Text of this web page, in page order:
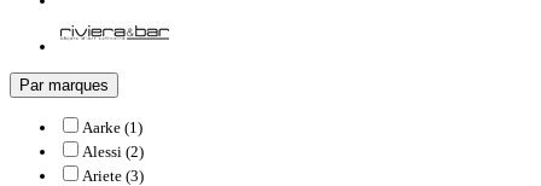
Par marques
Aarke (1)
Alessi (2)
Ariete (3)